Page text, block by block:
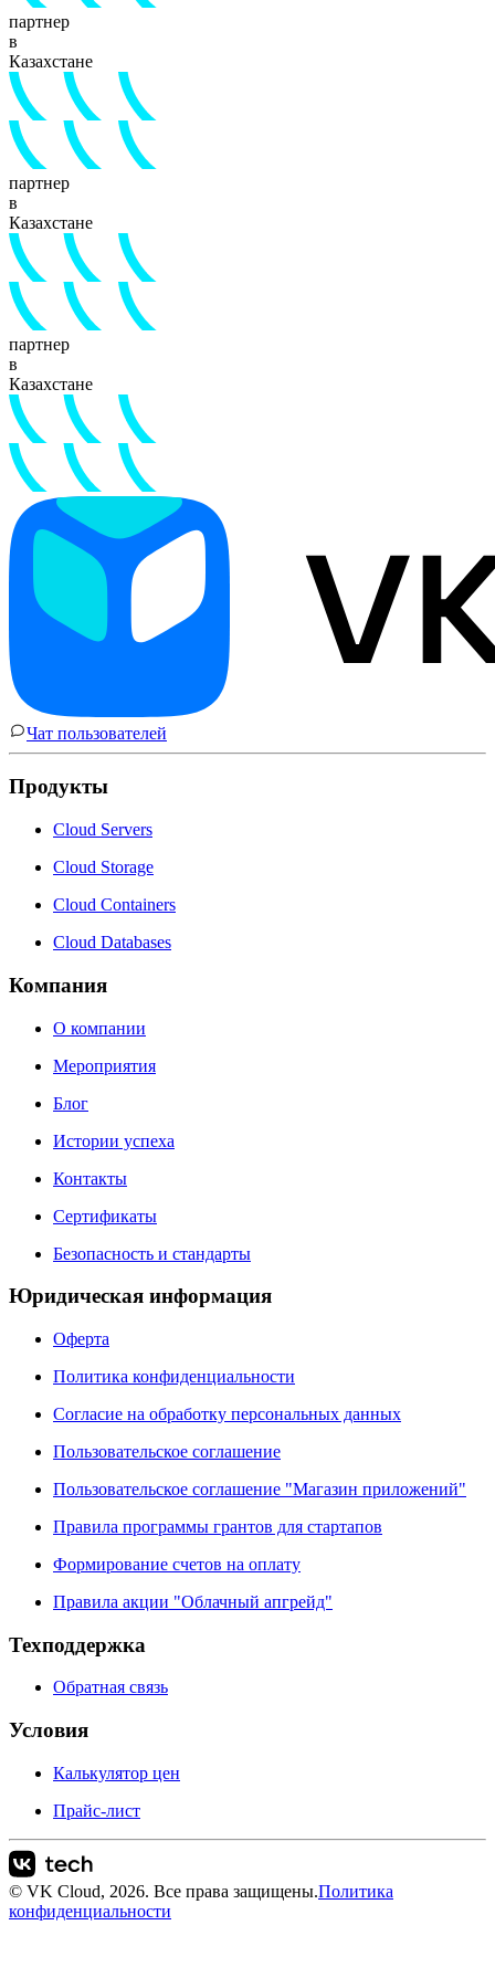
партнер
в
Казахстане
партнер
в
Казахстане
партнер
в
Казахстане
Чат пользователей
Продукты
Cloud Servers
Cloud Storage
Cloud Containers
Cloud Databases
Компания
О компании
Мероприятия
Блог
Истории успеха
Контакты
Сертификаты
Безопасность и стандарты
Юридическая информация
Оферта
Политика конфиденциальности
Согласие на обработку персональных данных
Пользовательское соглашение
Пользовательское соглашение "Магазин приложений"
Правила программы грантов для стартапов
Формирование счетов на оплату
Правила акции "Облачный апгрейд"
Техподдержка
Обратная связь
Условия
Калькулятор цен
Прайс-лист
© VK Cloud, 2026. Все права защищены.Политика
конфиденциальности